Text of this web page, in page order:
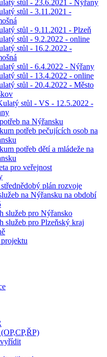
stůl - 23.6.2021 - Nýřany
stůl - 3.11.2021 -
stůl - 9.11.2021 - Plzeň
stůl - 9.2.2022 - online
stůl - 16.2.2022 -
stůl - 6.4.2022 - Nýřany
stůl - 13.4.2022 - online
stůl - 20.4.2022 - Město
stůl - VS - 12.5.2022 -
na Nýřansku
potřeb pečujících osob na
potřeb dětí a mládeže na
pro veřejnost
plán rozvoje
na Nýřansku na období
služeb pro Nýřansko
služeb pro Plzeňský kraj